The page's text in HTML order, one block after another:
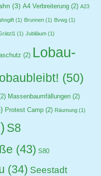
(3) A4 Verbreiterung (2) A23
(1) Brunnen (1) Bvwg (1)
(1) Jubiläum (1)
(2) Lobau-
(50)
Massenbaumfällungen (2)
Protest Camp (2) Räumung (1)
S8
(43) S80
(34) Seestadt